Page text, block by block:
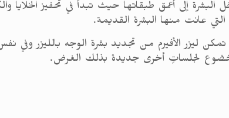
البشرة إلى أعمق طبقاتها حيث تبدأ في تحفيز
عانت منها البشرة القديمة.
ليزر الأفيرم من تجديد بشرة الوجه بالليزر
لجلساتٍ أخرى جديدة بذلك الغرض.